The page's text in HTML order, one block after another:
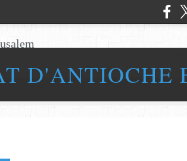
D'ANTIOCHE